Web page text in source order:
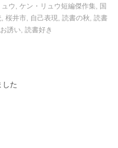
ウ , ケン・リュウ短編傑作集, 国
, 桜井市, 自己表現, 読書の秋, 読書
誘い, 読書好き
した